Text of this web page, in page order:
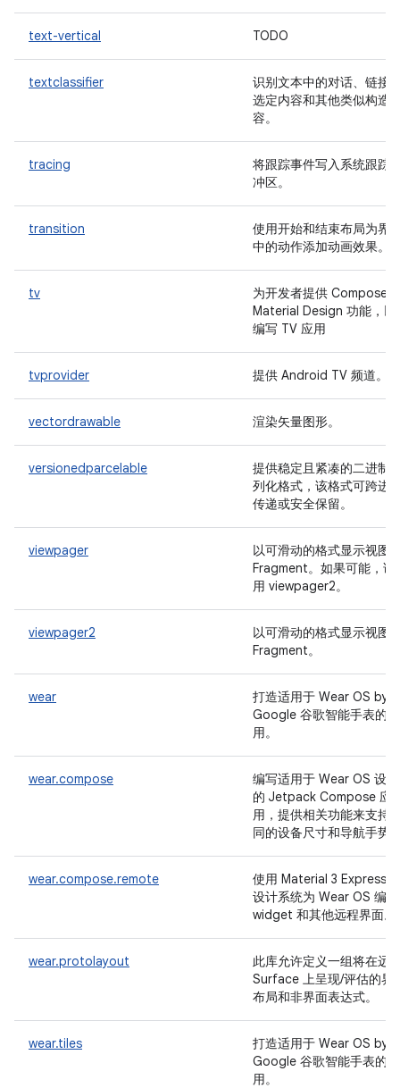
text-vertical TODO
textclassifier
识别文本中的对话、链接
选定内容和其他类似构造
容。
tracing
将跟踪事件写入系统跟踪
冲区。
transition
使用开始和结束布局为界
中的动作添加动画效果。
tv
为开发者提供 Compose
Material Design 功能，以
编写 TV 应用
tvprovider 提供 Android TV 频道。
vectordrawable 渲染矢量图形。
versionedparcelable
提供稳定且紧凑的二进制
列化格式，该格式可跨进
传递或安全保留。
viewpager
以可滑动的格式显示视图
Fragment。如果可能，请
用 viewpager2。
viewpager2
以可滑动的格式显示视图
Fragment。
wear
打造适用于 Wear OS by
Google 谷歌智能手表的应
用。
wear.compose
编写适用于 Wear OS 设备
的 Jetpack Compose 应
用，提供相关功能来支持
同的设备尺寸和导航手势
wear.compose.remote
使用 Material 3
设计系统为 Wear OS 编写
widget 和其他远程界面。
wear.protolayout
此库允许定义一组将在远
Surface 上呈现/评估的界
布局和非界面表达式。
wear.tiles
打造适用于 Wear OS by
Google 谷歌智能手表的应
用。